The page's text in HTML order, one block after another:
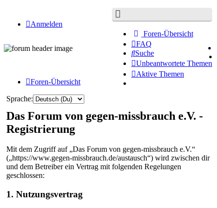
Foren-Übersicht
FAQ
Suche
Unbeantwortete Themen
Aktive Themen
Anmelden
Foren-Übersicht
Sprache:
Das Forum von gegen-missbrauch e.V. -
Registrierung
Mit dem Zugriff auf „Das Forum von gegen-missbrauch e.V.“
(„https://www.gegen-missbrauch.de/austausch“) wird zwischen dir
und dem Betreiber ein Vertrag mit folgenden Regelungen
geschlossen:
1. Nutzungsvertrag